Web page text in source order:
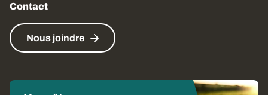
Contact
Nous joindre